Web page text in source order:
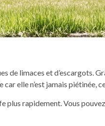
de limaces et d’escargots.
elle n’est jamais piétinée,
rapidement. Vous